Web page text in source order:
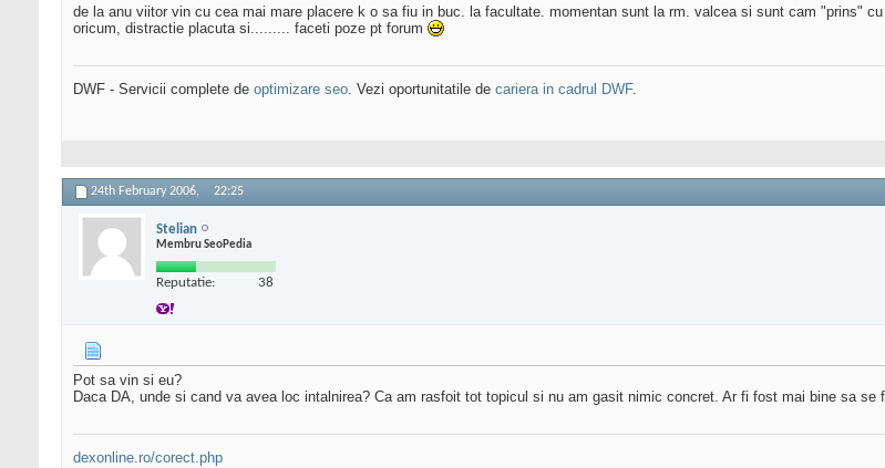
de la anu viitor vin cu cea mai mare placere k o sa fiu in buc. la facultate. momentan sunt la rm. valcea si sunt cam "prins"
oricum, distractie placuta si......... faceti poze pt forum
DWF - Servicii complete de optimizare seo. Vezi oportunitatile de cariera in cadrul DWF.
24th February 2006, 22:25
Stelian
Membru SeoPedia
Reputatie: 38
Pot sa vin si eu?
Daca DA, unde si cand va avea loc intalnirea? Ca am rasfoit tot topicul si nu am gasit nimic concret. Ar fi fost mai bine sa
dexonline.ro/corect.php